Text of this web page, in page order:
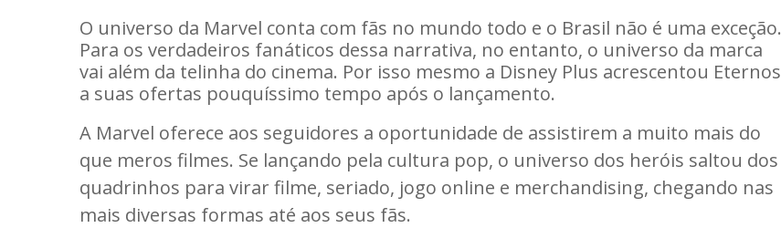
O universo da Marvel conta com fãs no mundo todo e o Brasil não é uma exceção.
Para os verdadeiros fanáticos dessa narrativa, no entanto, o universo da marca
vai além da telinha do cinema. Por isso mesmo a Disney Plus acrescentou Eternos
a suas ofertas pouquíssimo tempo após o lançamento.
A Marvel oferece aos seguidores a oportunidade de assistirem a muito mais do
que meros filmes. Se lançando pela cultura pop, o universo dos heróis saltou dos
quadrinhos para virar filme, seriado, jogo online e merchandising, chegando nas
mais diversas formas até aos seus fãs.